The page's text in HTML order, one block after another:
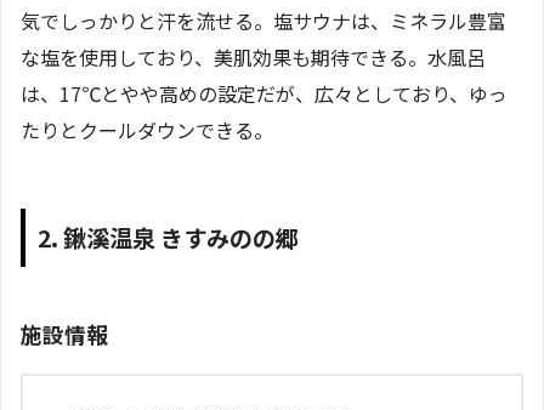
気でしっかりと汗を流せる。塩サウナは、ミネラル豊富
な塩を使用しており、美肌効果も期待できる。水風呂
は、17℃とやや高めの設定だが、広々としており、ゆっ
たりとクールダウンできる。
2. 鍬溪温泉 きすみのの郷
施設情報